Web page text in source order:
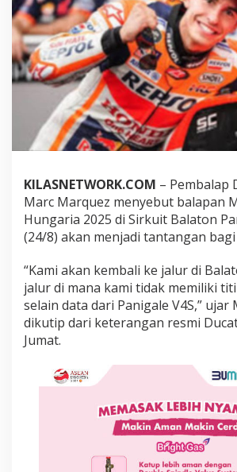
a
l
a
o
n
P
a
r
k
H
n
g
a
r
i
j
a
d
i
t
t
g
a
n
KILASNETWORK.COM – Pembalap
Marc Marquez menyebut balapan
Hungaria 2025 di Sirkuit Balaton
(24/8) akan menjadi tantangan
“Kami akan kembali ke jalur di
jalur di mana kami tidak memiliki
selain data dari Panigale V4S,” ujar
dikutip dari keterangan resmi
Jumat.